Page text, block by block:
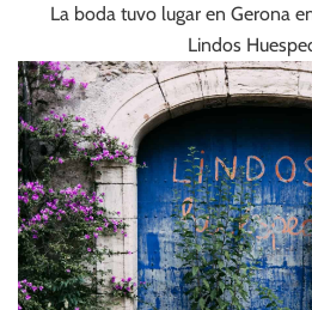
La boda tuvo lugar en Gerona
Lindos